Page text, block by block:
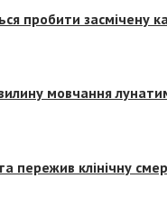
пробити засмічену
мовчання
пережив клінічну